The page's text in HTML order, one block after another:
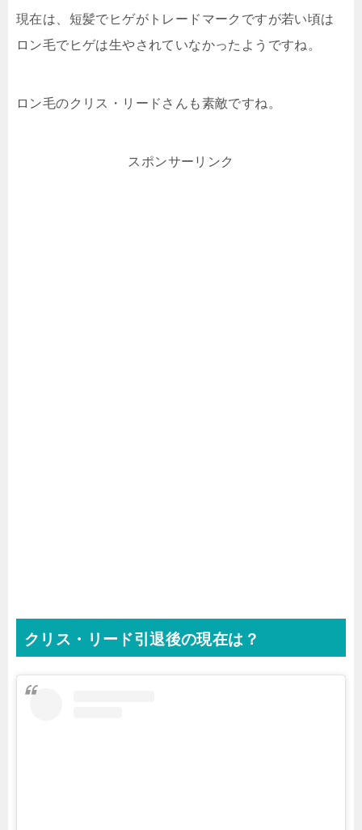
現在は、短髪でヒゲがトレードマークですが若い頃は
ロン毛でヒゲは生やされていなかったようですね。
ロン毛のクリス・リードさんも素敵ですね。
スポンサーリンク
クリス・リード引退後の現在は？